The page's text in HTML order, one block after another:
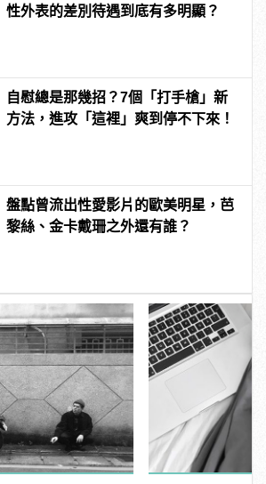
性外表的差別待遇到底有多明顯？
自慰總是那幾招？7個「打手槍」新
方法，進攻「這裡」爽到停不下來！
盤點曾流出性愛影片的歐美明星，芭
黎絲、金卡戴珊之外還有誰？